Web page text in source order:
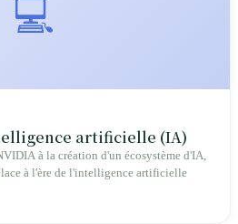
💻
artificielle (IA)
à la création d'un écosystème d'IA,
à l'ère de l'intelligence artificielle